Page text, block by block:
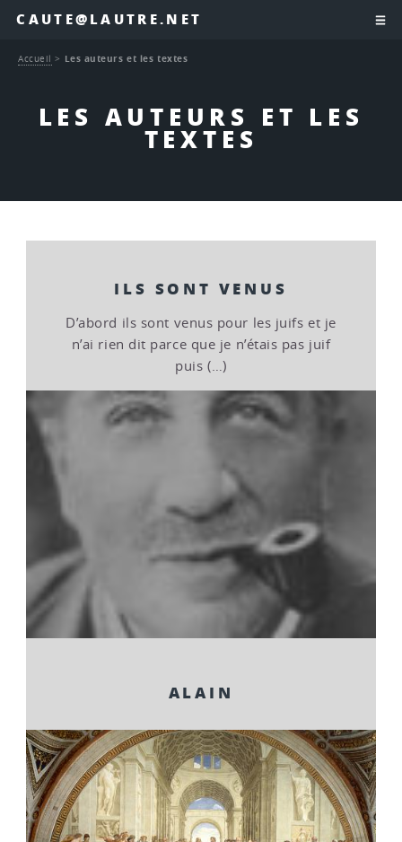
CAUTE@LAUTRE.NET
LES AUTEURS ET LES
TEXTES
Accueil > Les auteurs et les textes
ILS SONT VENUS
D’abord ils sont venus pour les juifs et je
n’ai rien dit parce que je n’étais pas juif
puis (…)
ALAIN